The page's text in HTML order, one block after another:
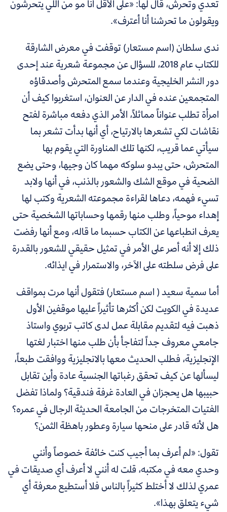
تعدي وتحرش، قال لها: «على الأقل أنا مو من اللي يتحرشون
ويقولون ما تحرشنا أنا أعترف».
ندى سلطان (اسم مستعار) توقفت في معرض الشارقة
للكتاب عام 2018، للسؤال عن مجموعة شعرية عند إحدى
دور النشر الخليجية وعندما سمع المتحرش وأصدقاؤه
المتجمعين عنده في الدار عن العنوان، استغربوا كيف أن
امرأة تطلب عنواناً مماثلاً، الأمر الذي دفعه مباشرة لفتح
نقاشات لكي تشعرها بالارتياح، أي أنها بدأت تشعر بما
سيأتي عما قريب، لكنها تلك المناورة التي يقوم بها
المتحرش، حتى يبدو سلوكه مهما كان وجيها، وحتى يضع
الضحية في موقع الشك والشعور بالذنب، في أنها ولابد
تسيء فهمه، دعاها لقراءة مجموعته الشعرية وكتب لها
إهداء موحياً، وطلب منها رقمها وحساباتها الشخصية حتى
يعرف انطباعها عن الكتاب حسبما ما قاله، ومع أنها رفضت
ذلك إلا أنه أصر على الأمر في تمثيل حقيقي للشعور بالقدرة
على فرض سلطته على الآخر، والاستمرار في ايذائه.
أما سمية سعيد ( اسم مستعار) فتقول أنها مرت بمواقف
عديدة في الكويت لكن أكثرها تأثيراً عليها موقفين الأول
ذهبت فيه لتقديم مقابلة عمل لدى كاتب تربوي واستاذ
جامعي معروف جداً لتفاجأ بأن طلب منها اختبار لغتها
الإنجليزية، فطلب الحديث معها بالانجليزية ووافقت طبعاً،
ليسألها عن كيف تحقق رغباتها الجنسية عادة وأين تقابل
حبيبها هل يحجزان في العادة غرفة فندقية؟ ولماذا تفضل
الفتيات المتخرجات من الجامعة الحديثة الرجال في عمره؟
هل لأنه قادر على منحها سيارة وعطور باهظة الثمن؟
تقول: «لم أعرف بما أجيب كنت خائفة خصوصاً وأنني
وحدي معه في مكتبه، قلت له أنني لا أعرف أي صديقات في
عمري لذلك لا أختلط كثيراً بالناس فلا أستطيع معرفة أي
شيء يتعلق بهذا».